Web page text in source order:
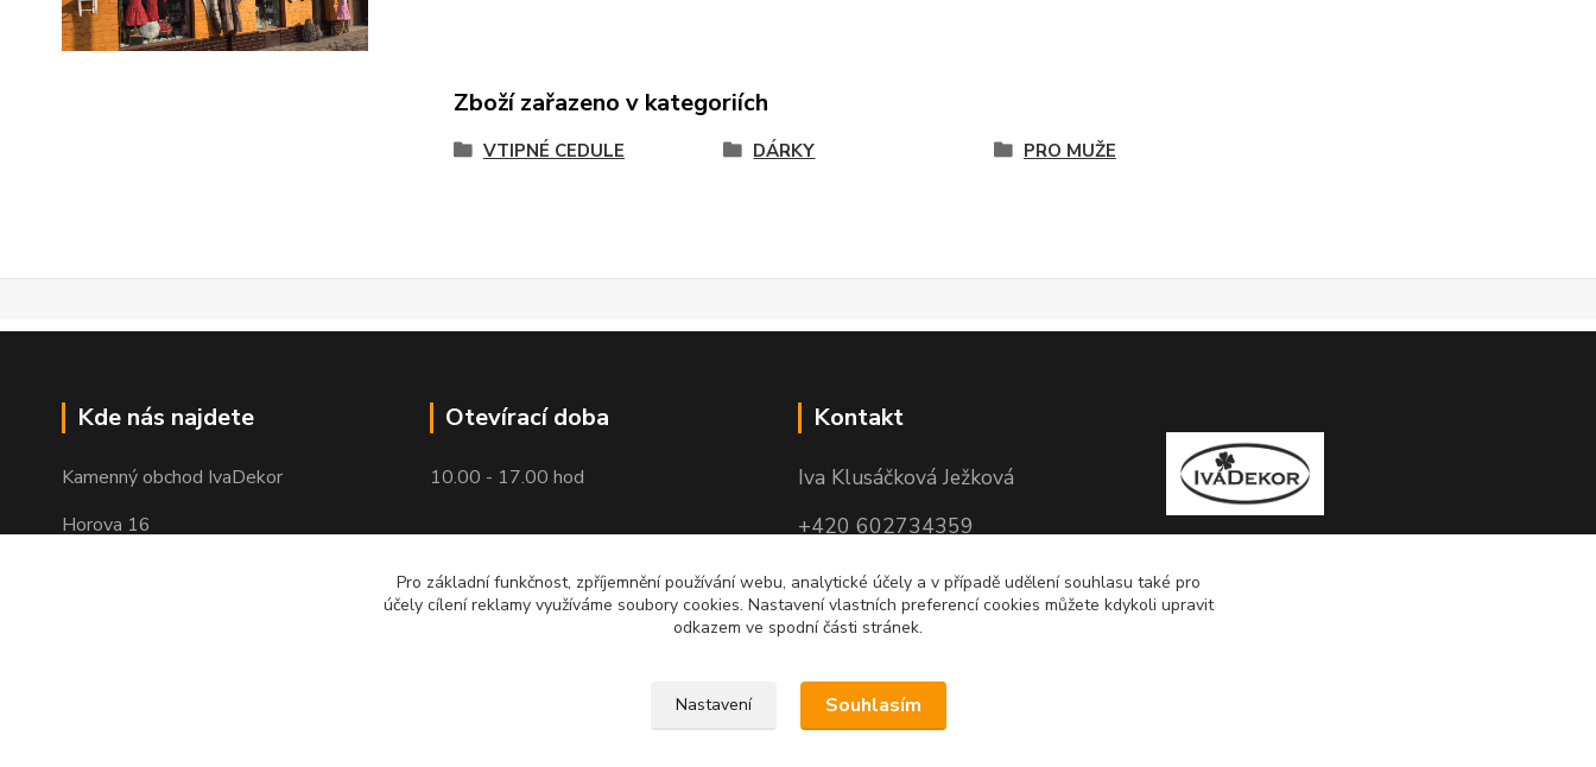
Zboží zařazeno v kategoriích
VTIPNÉ CEDULE DÁRKY PRO MUŽE
Kde nás najdete
Kamenný obchod IvaDekor
Horova 16
Otevírací doba
10.00 - 17.00 hod
Kontakt
Iva Klusáčková Ježková
+420 602734359
(po-pá 10.00-17.00hod)
iva@ivadekor.cz
Pro základní funkčnost, zpříjemnění používání webu, analytické účely a v případě udělení souhlasu také pro
účely cílení reklamy využíváme soubory cookies. Nastavení vlastních preferencí cookies můžete kdykoli upravit
odkazem ve spodní části stránek.
Nastavení Souhlasím